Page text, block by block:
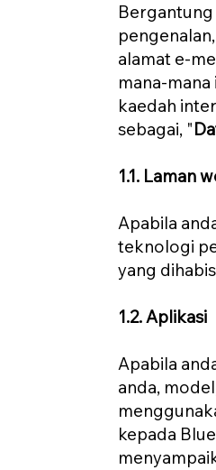
alamat e-
mana-
kaedah
sebagai, "
1.1. Laman
Apabila
teknologi
yang
1.2. Aplikasi
Apabila
anda,
kepada